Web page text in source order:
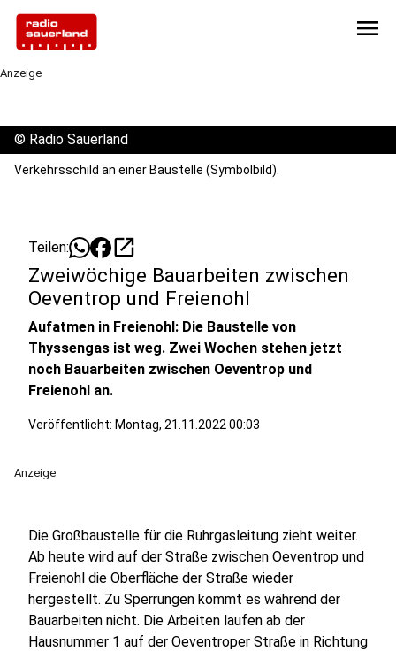
menu
Anzeige
© Radio Sauerland
Verkehrsschild an einer Baustelle (Symbolbild).
Teilen: open_in_new
Zweiwöchige Bauarbeiten zwischen
Oeventrop und Freienohl
Aufatmen in Freienohl: Die Baustelle von
Thyssengas ist weg. Zwei Wochen stehen jetzt
noch Bauarbeiten zwischen Oeventrop und
Freienohl an.
Veröffentlicht: Montag, 21.11.2022 00:03
Anzeige
Die Großbaustelle für die Ruhrgasleitung zieht weiter.
Ab heute wird auf der Straße zwischen Oeventrop und
Freienohl die Oberfläche der Straße wieder
hergestellt. Zu Sperrungen kommt es während der
Bauarbeiten nicht. Die Arbeiten laufen ab der
Hausnummer 1 auf der Oeventroper Straße in Richtung